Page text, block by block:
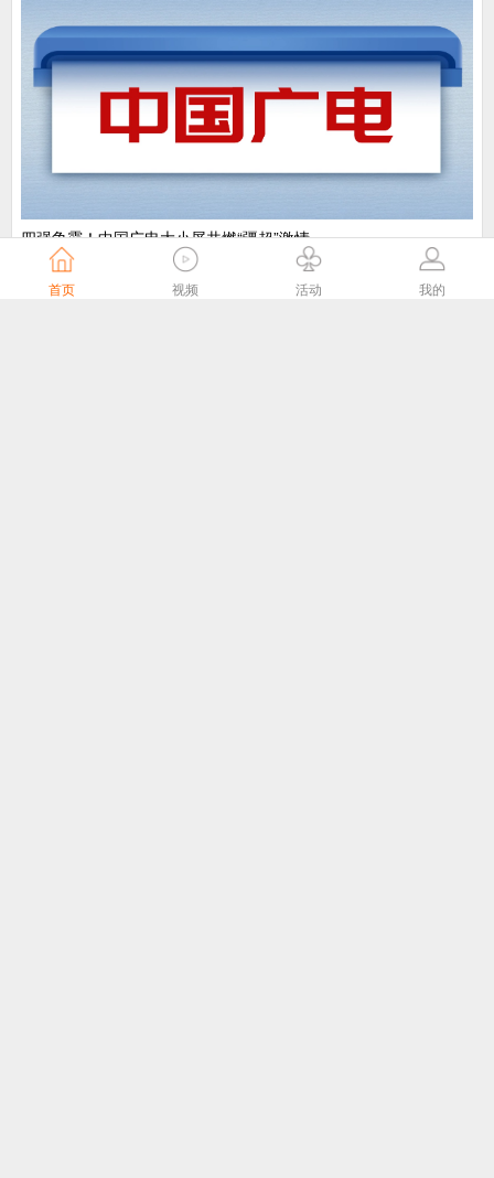
​四强争霸！中国广电大小屏共燃“疆超”激情
中国广电
首页 视频 活动 我的